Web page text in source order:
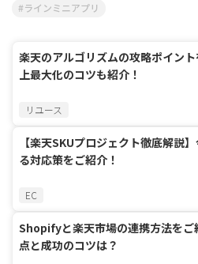
ラインミニアプリ
楽天のアルゴリズムの攻略ポイン
上最大化のコツも紹介！
リユース
【楽天SKUプロジェクト徹底解説
る対応策をご紹介！
EC
Shopifyと楽天市場の連携方法をご
点と成功のコツは？